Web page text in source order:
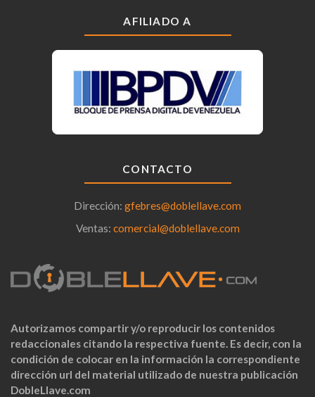
AFILIADO A
CONTACTO
Dirección: gfebres@doblellave.com
Ventas: comercial@doblellave.com
Autorizamos compartir y/o reproducir los contenidos
redaccionales citando la respectiva fuente. Es decir, con la
condición de colocar en la información la correspondiente
dirección url del material utilizado de nuestra publicación
DobleLlave.com